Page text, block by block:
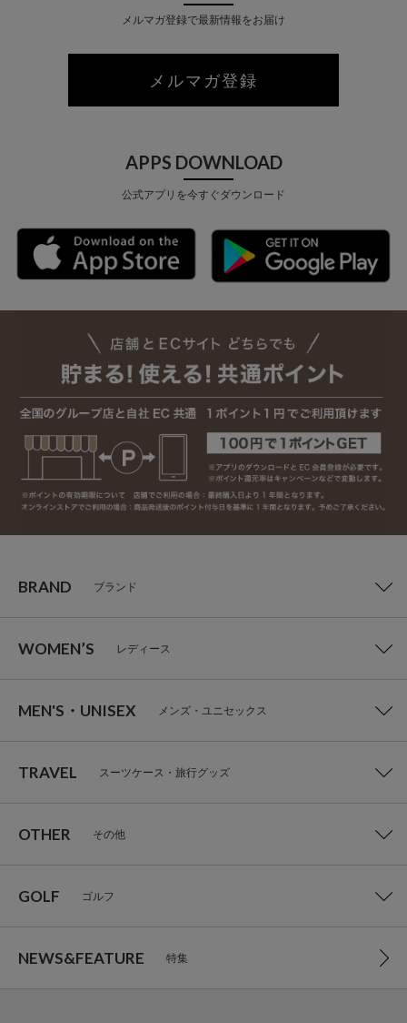
メルマガ登録で最新情報をお届け
メルマガ登録
APPS DOWNLOAD
公式アプリを今すぐダウンロード
BRAND ブランド
WOMEN’S レディース
MEN'S・UNISEX メンズ・ユニセックス
TRAVEL スーツケース・旅行グッズ
OTHER その他
GOLF ゴルフ
NEWS&FEATURE 特集